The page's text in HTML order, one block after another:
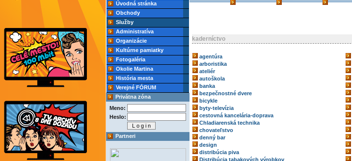
Úvodná stránka
Obchody
Služby
Administratíva
Organizácie
Kultúrne pamiatky
Fotogaléria
Okolie Martina
História mesta
Verejné FÓRUM
Privátna zóna
Meno:
Heslo:
Partneri
kaderníctvo
agentúra
arboristika
ateliér
autoškola
banka
bezpečnostné dvere
bicykle
byty-televízia
cestovná kancelária-doprava
Chladiarenská technika
chovateľstvo
denný bar
design
distribúcia piva
Distribúcia tabakových výrobkov